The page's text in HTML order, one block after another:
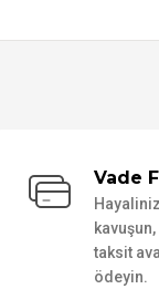
Vade
taksit
ödeyin.